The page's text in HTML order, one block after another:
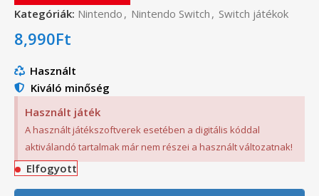
Kategóriák: Nintendo , Nintendo Switch , Switch játékok
8,990Ft
Használt
Kiváló minőség
Használt játék
A használt játékszoftverek esetében a digitális kóddal
aktiválandó tartalmak már nem részei a használt változatnak!
Elfogyott